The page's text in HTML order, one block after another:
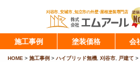
施工事例 塗装価格 会
HOME > 施工事例 > ハイブリッド無機, 刈谷市, 戸建て >